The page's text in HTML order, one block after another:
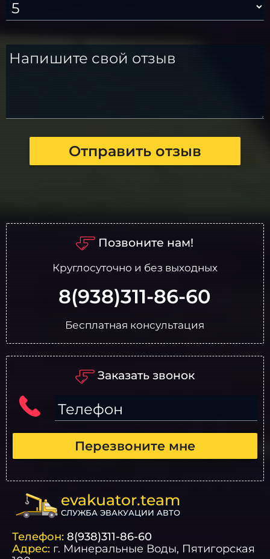
Напишите свой отзыв
Отправить отзыв
Позвоните нам!
Круглосуточно и без выходных
8(938)311-86-60
Бесплатная консультация
Заказать звонок
Телефон
Перезвоните мне
evakuator.team
СЛУЖБА ЭВАКУАЦИИ АВТО
Телефон: 8(938)311-86-60
Адрес: г. Минеральные Воды, Пятигорская